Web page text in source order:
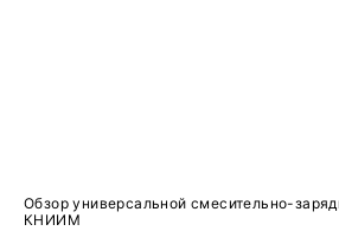
Обзор универсальной смесительно-
КНИИМ